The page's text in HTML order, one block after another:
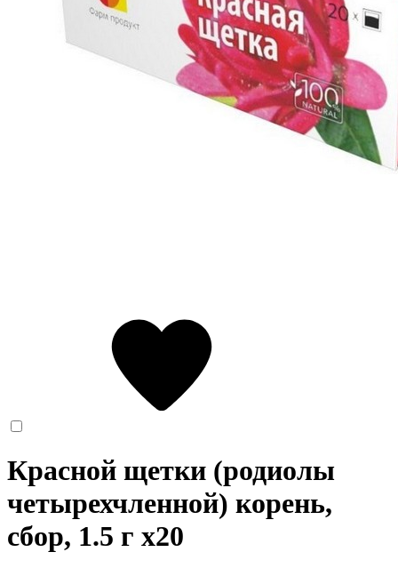
Красной щетки (родиолы
четырехчленной) корень,
сбор, 1.5 г x20